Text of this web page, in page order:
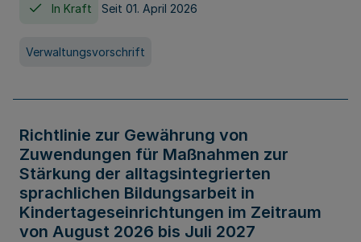
In Kraft Seit 01. April 2026
Verwaltungsvorschrift
Richtlinie zur Gewährung von
Zuwendungen für Maßnahmen zur
Stärkung der alltagsintegrierten
sprachlichen Bildungsarbeit in
Kindertageseinrichtungen im Zeitraum
von August 2026 bis Juli 2027